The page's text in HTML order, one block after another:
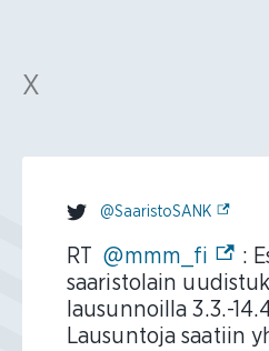
X
@SaaristoSANK
RT@mmm_fi
:
saaristolain
lausunnoilla 3.3.-
Lausuntoja saatiin